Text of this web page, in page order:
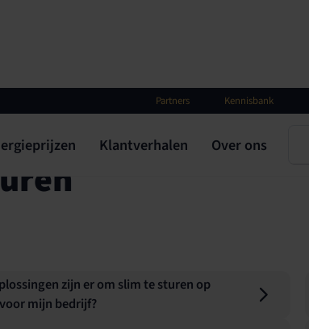
Partners Kennisbank
Klantverhalen Over ons
zijn er om slim te sturen op
mijn bedrijf?